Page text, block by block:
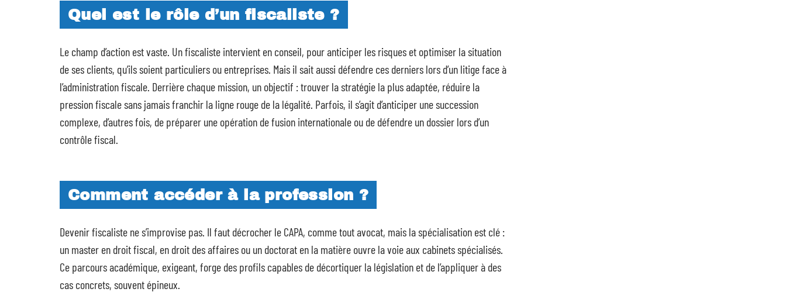
Quel est le rôle d’un fiscaliste ?
Le champ d’action est vaste. Un fiscaliste intervient en conseil, pour anticiper les risques et optimiser la situation
de ses clients, qu’ils soient particuliers ou entreprises. Mais il sait aussi défendre ces derniers lors d’un litige face à
l’administration fiscale. Derrière chaque mission, un objectif : trouver la stratégie la plus adaptée, réduire la
pression fiscale sans jamais franchir la ligne rouge de la légalité. Parfois, il s’agit d’anticiper une succession
complexe, d’autres fois, de préparer une opération de fusion internationale ou de défendre un dossier lors d’un
contrôle fiscal.
Comment accéder à la profession ?
Devenir fiscaliste ne s’improvise pas. Il faut décrocher le CAPA, comme tout avocat, mais la spécialisation est clé :
un master en droit fiscal, en droit des affaires ou un doctorat en la matière ouvre la voie aux cabinets spécialisés.
Ce parcours académique, exigeant, forge des profils capables de décortiquer la législation et de l’appliquer à des
cas concrets, souvent épineux.